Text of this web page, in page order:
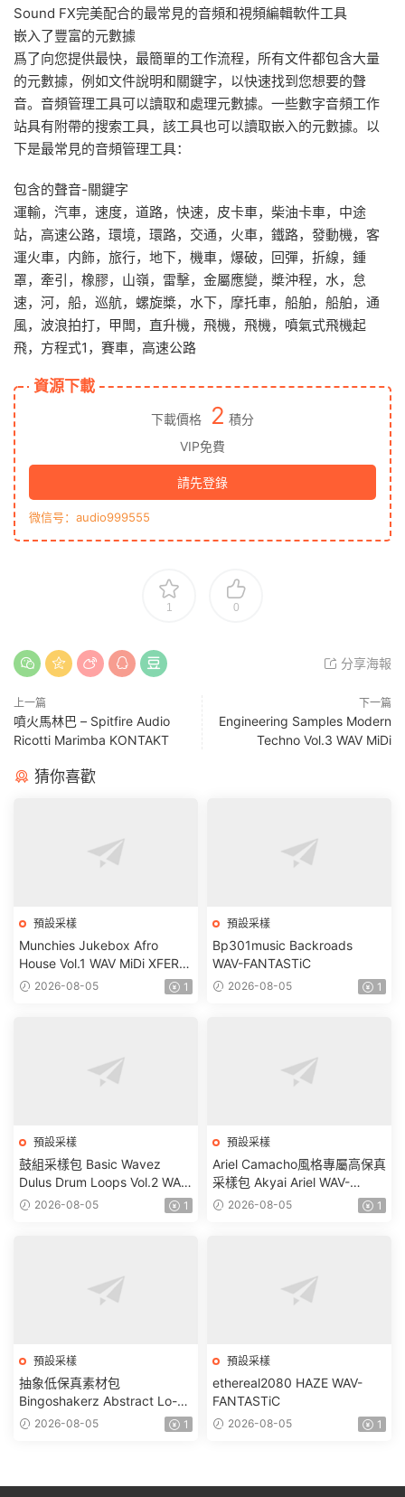
Sound FX完美配合的最常見的音頻和視頻編輯軟件工具
嵌入了豐富的元數據
爲了向您提供最快，最簡單的工作流程，所有文件都包含大量
的元數據，例如文件說明和關鍵字，以快速找到您想要的聲
音。音頻管理工具可以讀取和處理元數據。一些數字音頻工作
站具有附帶的搜索工具，該工具也可以讀取嵌入的元數據。以
下是最常見的音頻管理工具：
包含的聲音-關鍵字
運輸，汽車，速度，道路，快速，皮卡車，柴油卡車，中途
站，高速公路，環境，環路，交通，火車，鐵路，發動機，客
運火車，内飾，旅行，地下，機車，爆破，回彈，折線，鍾
罩，牽引，橡膠，山嶺，雷擊，金屬應變，槳沖程，水，怠
速，河，船，巡航，螺旋槳，水下，摩托車，船舶，船舶，通
風，波浪拍打，甲闆，直升機，飛機，飛機，噴氣式飛機起
飛，方程式1，賽車，高速公路
資源下載
下載價格 2 積分
VIP免費
請先登錄
微信号：audio999555
1 0
分享海報
上一篇
噴火馬林巴 – Spitfire Audio
Ricotti Marimba KONTAKT
下一篇
Engineering Samples Modern
Techno Vol.3 WAV MiDi
猜你喜歡
預設采樣
Munchies Jukebox Afro
House Vol.1 WAV MiDi XFER
RECORDS SERUM-
2026-08-05 1
預設采樣
Bp301music Backroads
WAV-FANTASTiC
2026-08-05 1
預設采樣
鼓組采樣包 Basic Wavez
Dulus Drum Loops Vol.2 WAV-
FANTASTiC
2026-08-05 1
預設采樣
Ariel Camacho風格專屬高保真
采樣包 Akyai Ariel WAV-
FANTASTiC
2026-08-05 1
預設采樣
抽象低保真素材包
Bingoshakerz Abstract Lo-Fi
WAV MiDi REX-FANTASTiC
2026-08-05 1
預設采樣
ethereal2080 HAZE WAV-
FANTASTiC
2026-08-05 1